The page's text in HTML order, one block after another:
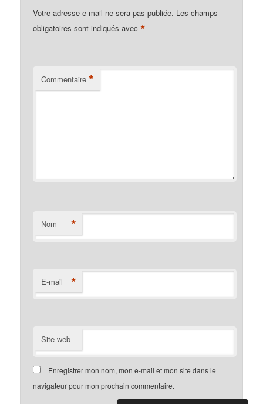
Votre adresse e-mail ne sera pas publiée. Les champs
obligatoires sont indiqués avec*
Commentaire *
Nom *
E-mail *
Site web
Enregistrer mon nom, mon e-mail et mon site dans le
navigateur pour mon prochain commentaire.